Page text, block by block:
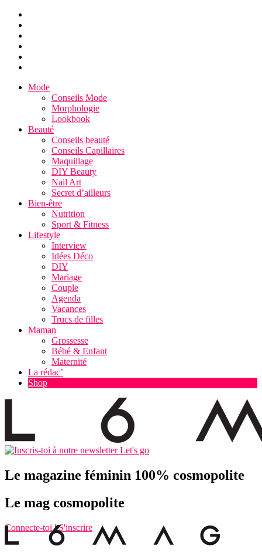
Mode
Conseils Mode
Morphologie
Lookbook
Beauté
Conseils beauté
Conseils Capillaires
Maquillage
DIY Beauty
Nail Art
Secret d’ailleurs
Bien-être
Nutrition
Sport & Fitness
Lifestyle
Interview
Idées Déco
DIY
Mariage
Couple
Agenda
Vacances
Trucs de filles
Maman
Grossesse
Bébé & Enfant
Maternité
La rédac’
Shop
Let's go
Le magazine féminin 100% cosmopolite
Le mag cosmopolite
Connecte-toi|S'inscrire